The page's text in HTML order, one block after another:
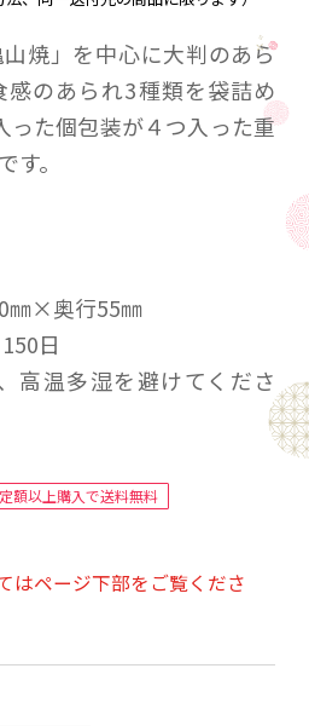
焼」を中心に大判のあら
のあられ3種類を袋詰め
った個包装が４つ入った重
す。
㎜×奥行55㎜
日
高温多湿を避けてくださ
産）、醤油、砂糖、黒大
）、水飴、デキストリ
粉、粉末かつおだし、香
一部に小麦・大豆・ごま
・ごま
額以上購入で送料無料
はページ下部をご覧くださ